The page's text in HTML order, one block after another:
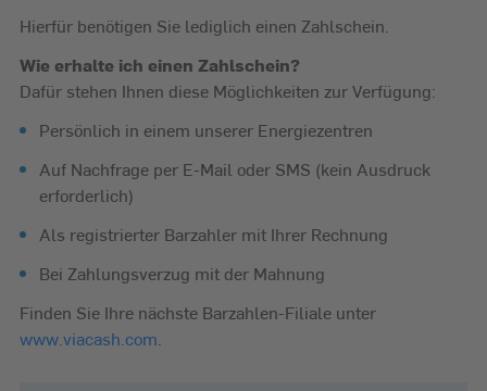
Hierfür benötigen Sie lediglich einen Zahlschein.
Wie erhalte ich einen Zahlschein?
Dafür stehen Ihnen diese Möglichkeiten zur Verfügung:
Persönlich in einem unserer Energiezentren
Auf Nachfrage per E-Mail oder SMS (kein Ausdruck
erforderlich)
Als registrierter Barzahler mit Ihrer Rechnung
Bei Zahlungsverzug mit der Mahnung
Finden Sie Ihre nächste Barzahlen-Filiale unter
www.viacash.com.